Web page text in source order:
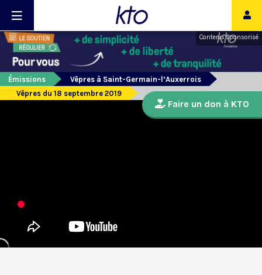
Contenu sponsorisé
Émissions
Vêpres à Saint-Germain-l’Auxerrois
Vêpres du 18 septembre 2019
Faire un don à KTO